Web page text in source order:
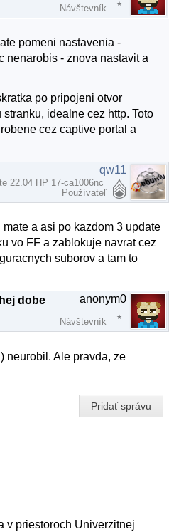
Návštevník
pomeni nastavenia -
nenarobis - znova nastavit a
po pripojeni otvor
idealne cez http. Toto
cez captive portal a
dobe qw11
22.04 HP 17-ca1006nc
Používateľ
a asi po kazdom 3 update
vo FF a zablokuje navrat cez
suborov a tam to
dobe anonym0
Návštevník
neurobil. Ale pravda, ze
Pridať správu
v priestoroch Univerzitnej